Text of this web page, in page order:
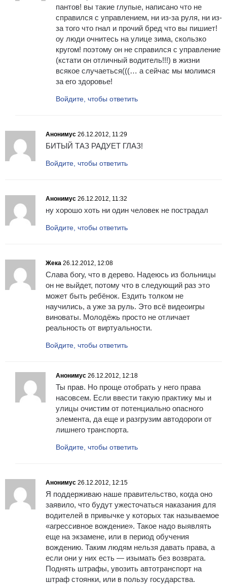
пантов! вы такие глупые, написано что не
справился с управлением, ни из-за руля, ни из-
за того что гнал и прочий бред что вы пишиет!
оу люди очнитесь на улице зима, скользко
кругом! поэтому он не справился с управление
(кстати он отличный водитель!!!) в жизни
всякое случаеться(((… а сейчас мы молимся
за его здоровье!
Войдите, чтобы ответить
Анонимус 26.12.2012, 11:29
БИТЫЙ ТАЗ РАДУЕТ ГЛАЗ!
Войдите, чтобы ответить
Анонимус 26.12.2012, 11:32
ну хорошо хоть ни один человек не пострадал
Войдите, чтобы ответить
Жека 26.12.2012, 12:08
Слава богу, что в дерево. Надеюсь из больницы
он не выйдет, потому что в следующий раз это
может быть ребёнок. Ездить толком не
научились, а уже за руль. Это всё видеоигры
виноваты. Молодёжь просто не отличает
реальность от виртуальности.
Войдите, чтобы ответить
Анонимус 26.12.2012, 12:18
Ты прав. Но проще отобрать у него права
насовсем. Если ввести такую практику мы и
улицы очистим от потенциально опасного
элемента, да еще и разгрузим автодороги от
лишнего транспорта.
Войдите, чтобы ответить
Анонимус 26.12.2012, 12:15
Я поддерживаю наше правительство, когда оно
заявило, что будут ужесточаться наказания для
водителей в привычке у которых так называемое
«агрессивное вождение». Такое надо выявлять
еще на экзамене, или в период обучения
вождению. Таким людям нельзя давать права, а
если они у них есть — изымать без возврата.
Поднять штрафы, увозить автотранспорт на
штраф стоянки, или в пользу государства.